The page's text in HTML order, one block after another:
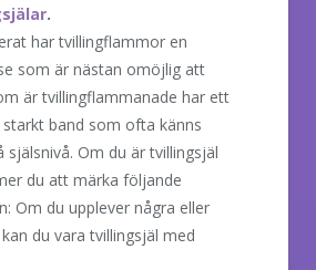
.
har tvillingflammor en
som är nästan omöjlig att
är tvillingflammanade har ett
band som ofta känns
Om du är tvillingsjäl
du att märka följande
Om du upplever några eller
du vara tvillingsjäl med